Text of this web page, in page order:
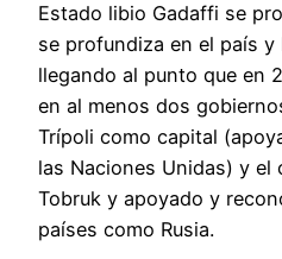
Estado libio Gadaffi se
se profundiza en el país y
llegando al punto que en
en al menos dos
Trípoli como capital
las Naciones Unidas) y el
Tobruk y apoyado y
países como Rusia.